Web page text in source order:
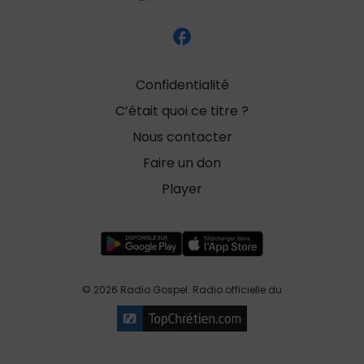
Confidentialité
C’était quoi ce titre ?
Nous contacter
Faire un don
Player
© 2026 Radio Gospel. Radio officielle du